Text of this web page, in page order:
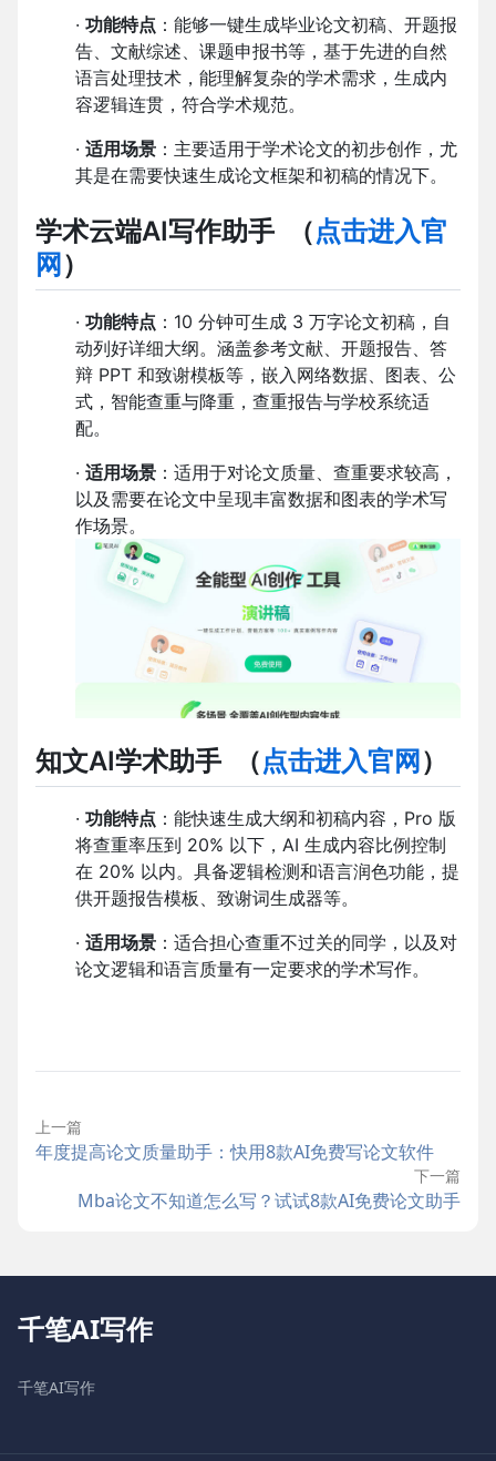
· 功能特点 ：能够一键生成毕业论文初稿、开题报
告、文献综述、课题申报书等，基于先进的自然
语言处理技术，能理解复杂的学术需求，生成内
容逻辑连贯，符合学术规范。
· 适用场景 ：主要适用于学术论文的初步创作，尤
其是在需要快速生成论文框架和初稿的情况下。
学术云端AI写作助手 （点击进入官
网 ）
· 功能特点 ：10 分钟可生成 3 万字论文初稿，自
动列好详细大纲。涵盖参考文献、开题报告、答
辩 PPT 和致谢模板等，嵌入网络数据、图表、公
式，智能查重与降重，查重报告与学校系统适
配。
· 适用场景 ：适用于对论文质量、查重要求较高，
以及需要在论文中呈现丰富数据和图表的学术写
作场景。
知文AI学术助手 （点击进入官网 ）
· 功能特点 ：能快速生成大纲和初稿内容，Pro 版
将查重率压到 20% 以下，AI 生成内容比例控制
在 20% 以内。具备逻辑检测和语言润色功能，提
供开题报告模板、致谢词生成器等。
· 适用场景 ：适合担心查重不过关的同学，以及对
论文逻辑和语言质量有一定要求的学术写作。
上一篇
年度提高论文质量助手：快用8款AI免费写论文软件
下一篇
Mba论文不知道怎么写？试试8款AI免费论文助手
千笔AI写作
千笔AI写作